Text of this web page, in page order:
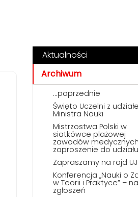
Aktualności
Archiwum
...poprzednie
Święto Uczelni z
Ministra Nauki
Mistrzostwa Polski w
siatkówce plażowej
zawodów
zaproszenie do udziału
Zapraszamy na rajd
Konferencja „Nauki o
w Teorii i Praktyce” –
zgłoszeń